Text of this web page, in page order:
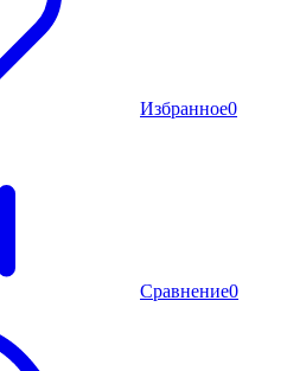
Избранное0
Сравнение0